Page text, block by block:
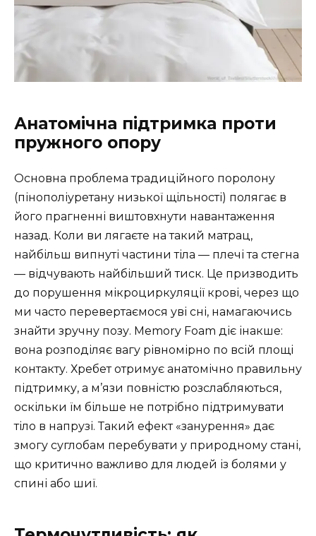
Анатомічна підтримка проти
пружного опору
Основна проблема традиційного поролону
(пінополіуретану низької щільності) полягає в
його прагненні виштовхнути навантаження
назад. Коли ви лягаєте на такий матрац,
найбільш випнуті частини тіла — плечі та стегна
— відчувають найбільший тиск. Це призводить
до порушення мікроциркуляції крові, через що
ми часто перевертаємося уві сні, намагаючись
знайти зручну позу. Memory Foam діє інакше:
вона розподіляє вагу рівномірно по всій площі
контакту. Хребет отримує анатомічно правильну
підтримку, а м’язи повністю розслабляються,
оскільки їм більше не потрібно підтримувати
тіло в напрузі. Такий ефект «занурення» дає
змогу суглобам перебувати у природному стані,
що критично важливо для людей із болями у
спині або шиї.